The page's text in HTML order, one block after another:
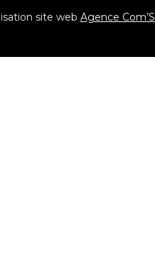
site web Agence